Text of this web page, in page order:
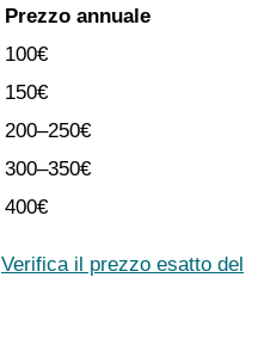
Prezzo annuale
100€
150€
200–250€
300–350€
400€
Verifica il prezzo esatto del